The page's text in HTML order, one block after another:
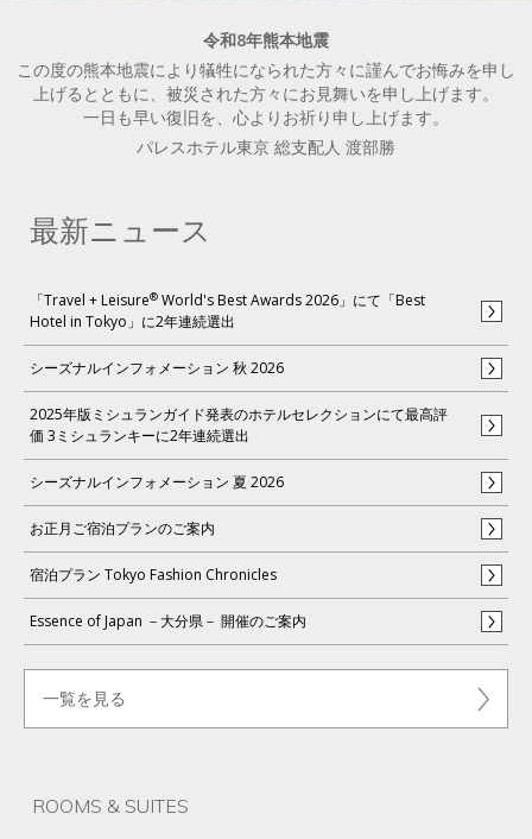
令和8年熊本地震
この度の熊本地震により犠牲になられた方々に謹んでお悔みを申し
上げるとともに、被災された方々にお見舞いを申し上げます。
一日も早い復旧を、心よりお祈り申し上げます。
パレスホテル東京 総支配人 渡部勝
最新ニュース
「Travel + Leisure® World's Best Awards 2026」にて「Best
Hotel in Tokyo」に2年連続選出
シーズナルインフォメーション 秋 2026
2025年版ミシュランガイド発表のホテルセレクションにて最高評
価 3ミシュランキーに2年連続選出
シーズナルインフォメーション 夏 2026
お正月ご宿泊プランのご案内
宿泊プラン Tokyo Fashion Chronicles
Essence of Japan －大分県－ 開催のご案内
一覧を見る
ROOMS & SUITES